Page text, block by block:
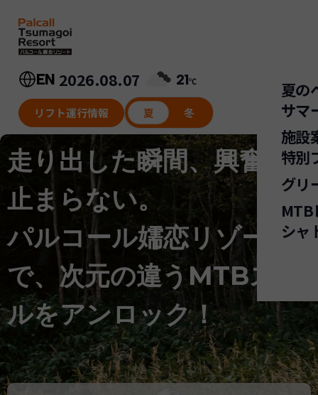
夏の
サマ
ワ
ピ
サ
施設
特別
グリ
ゴ
MTB
シャ
EN 2026.08.07 21℃
リフト運行情報 夏 冬
走り出した瞬間、興奮が
止まらない。
パルコール嬬恋リゾート
で、次元の違うMTBスリ
ルをアンロック！